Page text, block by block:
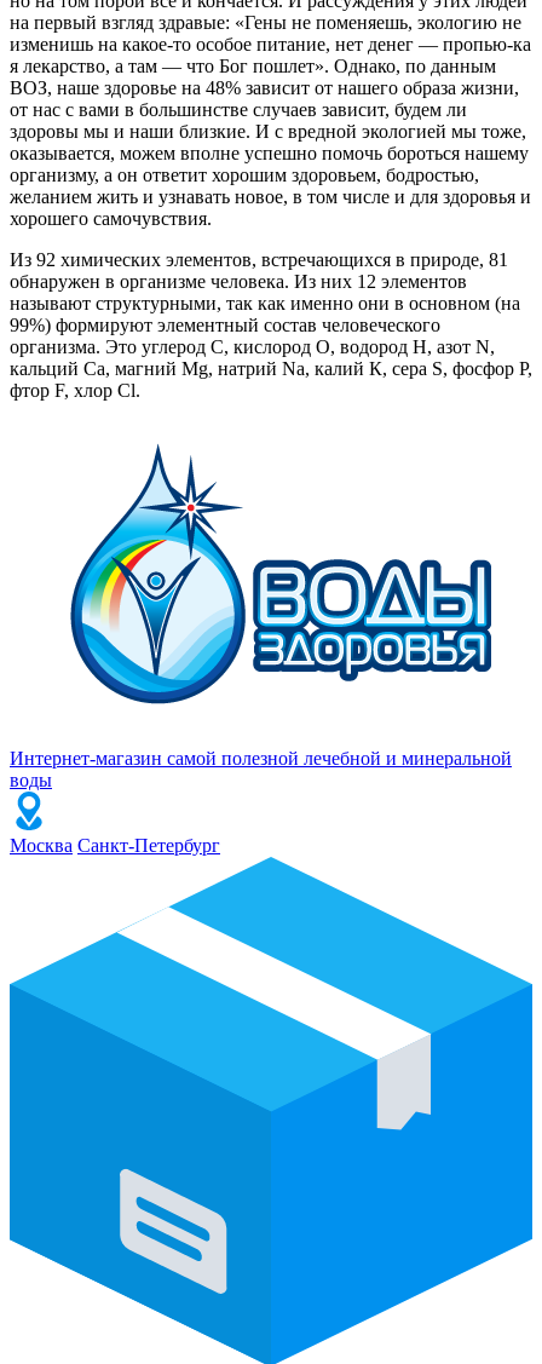
на первый взгляд здравые: «Гены не поменяешь, экологию не
изменишь на какое-то особое питание, нет денег — пропью-ка
я лекарство, а там — что Бог пошлет». Однако, по данным
ВОЗ, наше здоровье на 48% зависит от нашего образа жизни,
от нас с вами в большинстве случаев зависит, будем ли
здоровы мы и наши близкие. И с вредной экологией мы тоже,
оказывается, можем вполне успешно помочь бороться нашему
организму, а он ответит хорошим здоровьем, бодростью,
желанием жить и узнавать новое, в том числе и для здоровья и
хорошего самочувствия.
Из 92 химических элементов, встречающихся в природе, 81
обнаружен в организме человека. Из них 12 элементов
называют структурными, так как именно они в основном (на
99%) формируют элементный состав человеческого
организма. Это углерод С, кислород О, водород Н, азот N,
кальций Са, магний Mg, натрий Nа, калий К, сера S, фосфор Р,
фтор F, хлор Cl.
Интернет-магазин самой полезной лечебной и минеральной
воды
Москва Санкт-Петербург